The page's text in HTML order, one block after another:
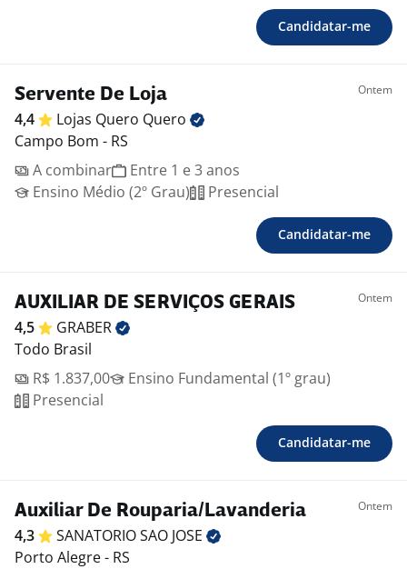
Candidatar-me
Servente De Loja Ontem
4,4 Lojas Quero Quero
Campo Bom - RS
A combinar
Entre 1 e 3 anos
Ensino Médio (2º Grau)
Presencial
Candidatar-me
AUXILIAR DE SERVIÇOS GERAIS Ontem
4,5
GRABER
Todo Brasil
R$ 1.837,00
Ensino Fundamental (1º grau)
Presencial
Candidatar-me
Auxiliar De Rouparia/Lavanderia Ontem
4,3 SANATORIO SAO JOSE
Porto Alegre - RS